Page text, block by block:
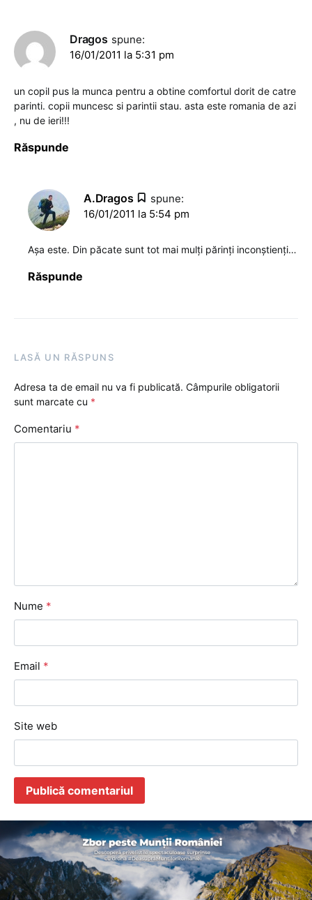
Dragos spune:
16/01/2011 la 5:31 pm
un copil pus la munca pentru a obtine comfortul dorit de catre
parinti. copii muncesc si parintii stau. asta este romania de azi
, nu de ieri!!!
Răspunde
A.Dragos
spune:
16/01/2011 la 5:54 pm
Aşa este. Din păcate sunt tot mai mulţi părinţi inconştienţi…
Răspunde
LASĂ UN RĂSPUNS
Adresa ta de email nu va fi publicată. Câmpurile obligatorii
sunt marcate cu *
Comentariu *
Nume *
Email *
Site web